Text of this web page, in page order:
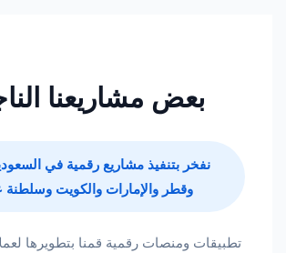
بعض مشاريعنا
نفخر بتنفيذ مشاريع رقمية في
وقطر والإمارات والكويت وسلطنة
تطبيقات ومنصات رقمية قمنا بتطويرها